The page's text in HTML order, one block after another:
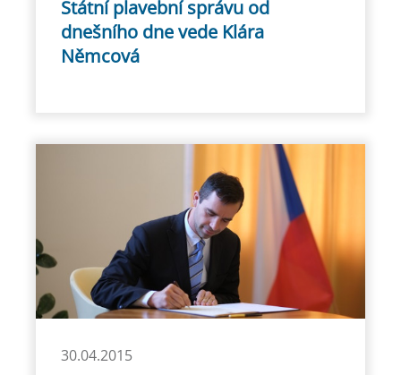
Státní plavební správu od
dnešního dne vede Klára
Němcová
30.04.2015